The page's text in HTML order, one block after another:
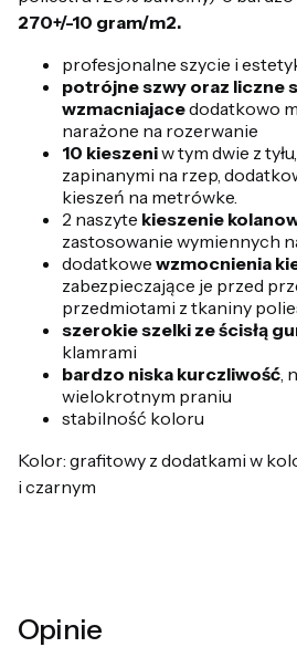
270+/-10 gram/m2.
profesjonalne szycie i
potrójne szwy oraz liczne
wzmacniajacedodatkowo
narażone na rozerwanie
10 kieszeniw tym dwie z
zapinanymi na rzep,
kieszeń na metrówke.
2 naszyte kieszenie
zastosowanie wymiennych
dodatkowe wzmocnienia
zabezpieczające je przed
przedmiotami z tkaniny
szerokie szelki ze ścisłą
klamrami
bardzo niska kurczliwość ,
wielokrotnym praniu
stabilność koloru
Kolor: grafitowy z dodatkami w
i czarnym
Opinie